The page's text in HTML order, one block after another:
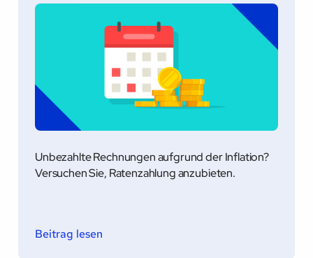
Unbezahlte Rechnungen aufgrund der Inflation?
Versuchen Sie, Ratenzahlung anzubieten.
Beitrag lesen